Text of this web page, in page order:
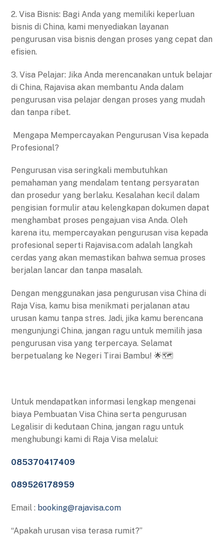
2. Visa Bisnis: Bagi Anda yang memiliki keperluan
bisnis di China, kami menyediakan layanan
pengurusan visa bisnis dengan proses yang cepat dan
efisien.
3. Visa Pelajar: Jika Anda merencanakan untuk belajar
di China, Rajavisa akan membantu Anda dalam
pengurusan visa pelajar dengan proses yang mudah
dan tanpa ribet.
Mengapa Mempercayakan Pengurusan Visa kepada
Profesional?
Pengurusan visa seringkali membutuhkan
pemahaman yang mendalam tentang persyaratan
dan prosedur yang berlaku. Kesalahan kecil dalam
pengisian formulir atau kelengkapan dokumen dapat
menghambat proses pengajuan visa Anda. Oleh
karena itu, mempercayakan pengurusan visa kepada
profesional seperti Rajavisa.com adalah langkah
cerdas yang akan memastikan bahwa semua proses
berjalan lancar dan tanpa masalah.
Dengan menggunakan jasa pengurusan visa China di
Raja Visa, kamu bisa menikmati perjalanan atau
urusan kamu tanpa stres. Jadi, jika kamu berencana
mengunjungi China, jangan ragu untuk memilih jasa
pengurusan visa yang terpercaya. Selamat
berpetualang ke Negeri Tirai Bambu! 🌟🗺️
Untuk mendapatkan informasi lengkap mengenai
biaya Pembuatan Visa China serta pengurusan
Legalisir di kedutaan China, jangan ragu untuk
menghubungi kami di Raja Visa melalui:
085370417409
089526178959
Email : booking@rajavisa.com
“Apakah urusan visa terasa rumit?”